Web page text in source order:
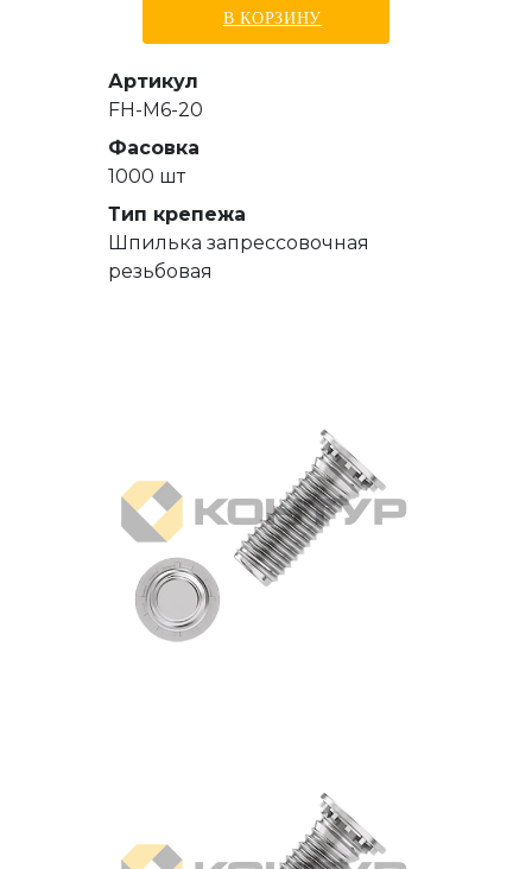
В КОРЗИНУ
Артикул
FH-M6-20
Фасовка
1000 шт
Тип крепежа
Шпилька запрессовочная
резьбовая